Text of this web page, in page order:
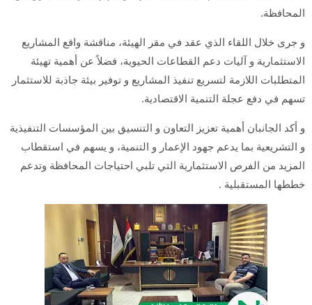
المحافظة.
و جرى خلال اللقاء الذي عقد في مقر الهيئة، مناقشة واقع المشاريع
الاستثمارية و آليات دعم القطاعات الحيوية، فضلاً عن أهمية تهيئة
المتطلبات اللازمة لتسريع تنفيذ المشاريع و توفير بيئة جاذبة للاستثمار
تسهم في دفع عجلة التنمية الاقتصادية.
و أكد الجانبان أهمية تعزيز التعاون و التنسيق بين المؤسسات التنفيذية
و التشريعية بما يدعم جهود الإعمار و التنمية، و يسهم في استقطاب
المزيد من الفرص الاستثمارية التي تلبي احتياجات المحافظة وتدعم
خططها المستقبلية .